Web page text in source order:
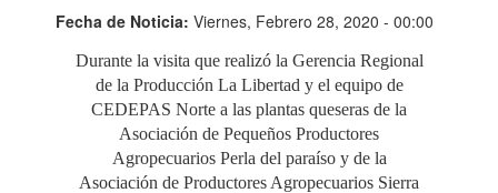
Fecha de Noticia: Viernes, Febrero 28, 2020 - 00:00
Durante la visita que realizó la Gerencia Regional
de la Producción La Libertad y el equipo de
CEDEPAS Norte a las plantas queseras de la
Asociación de Pequeños Productores
Agropecuarios Perla del paraíso y de la
Asociación de Productores Agropecuarios Sierra